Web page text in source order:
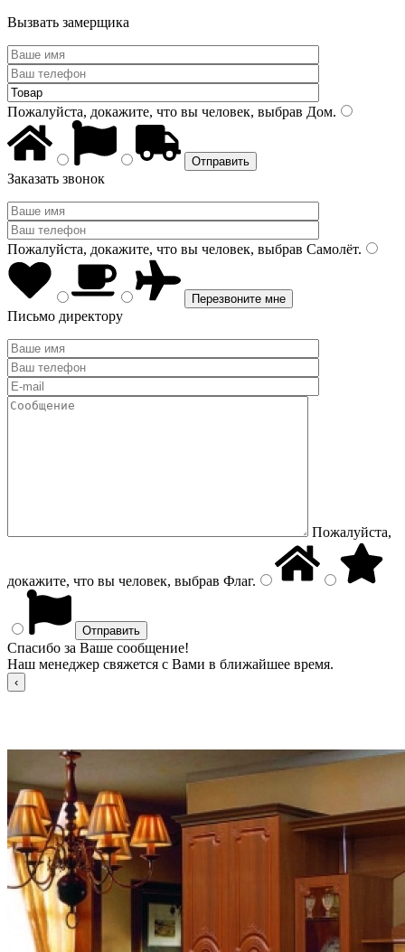
Вызвать замерщика
Пожалуйста, докажите, что вы человек, выбрав Дом.
Заказать звонок
Пожалуйста, докажите, что вы человек, выбрав Самолёт.
Письмо директору
Пожалуйста,
докажите, что вы человек, выбрав Флаг.
Спасибо за Ваше сообщение!
Наш менеджер свяжется с Вами в ближайшее время.